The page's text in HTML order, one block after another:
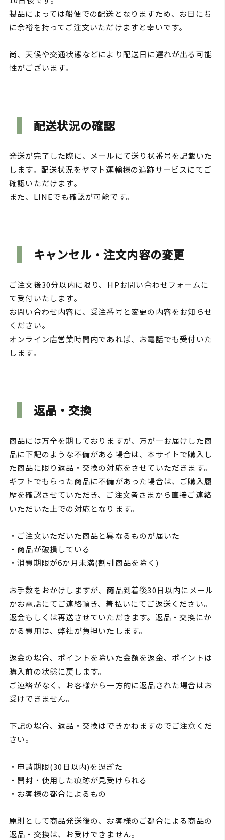
製品によっては船便での配送となりますため、お日にち
に余裕を持ってご注文いただけますと幸いです。
尚、天候や交通状態などにより配送日に遅れが出る可能
性がございます。
配送状況の確認
発送が完了した際に、メールにて送り状番号を記載いた
します。配送状況をヤマト運輸様の追跡サービスにてご
確認いただけます。
また、LINEでも確認が可能です。
キャンセル・注文内容の変更
ご注文後30分以内に限り、HPお問い合わせフォームに
て受付いたします。
お問い合わせ内容に、受注番号と変更の内容をお知らせ
ください。
オンライン店営業時間内であれば、お電話でも受付いた
します。
返品・交換
商品には万全を期しておりますが、万が一お届けした商
品に下記のような不備がある場合は、本サイトで購入し
た商品に限り返品・交換の対応をさせていただきます。
ギフトでもらった商品に不備があった場合は、ご購入履
歴を確認させていただき、ご注文者さまから直接ご連絡
いただいた上での対応となります。
・ご注文いただいた商品と異なるものが届いた
・商品が破損している
・消費期限が6か月未満(割引商品を除く)
お手数をおかけしますが、商品到着後30日以内にメール
かお電話にてご連絡頂き、着払いにてご返送ください。
返金もしくは再送させていただきます。返品・交換にか
かる費用は、弊社が負担いたします。
返金の場合、ポイントを除いた金額を返金、ポイントは
購入前の状態に戻します。
ご連絡がなく、お客様から一方的に返品された場合はお
受けできません。
下記の場合、返品・交換はできかねますのでご注意くだ
さい。
・申請期限(30日以内)を過ぎた
・開封・使用した痕跡が見受けられる
・お客様の都合によるもの
原則として商品発送後の、お客様のご都合による商品の
返品・交換は、お受けできません。